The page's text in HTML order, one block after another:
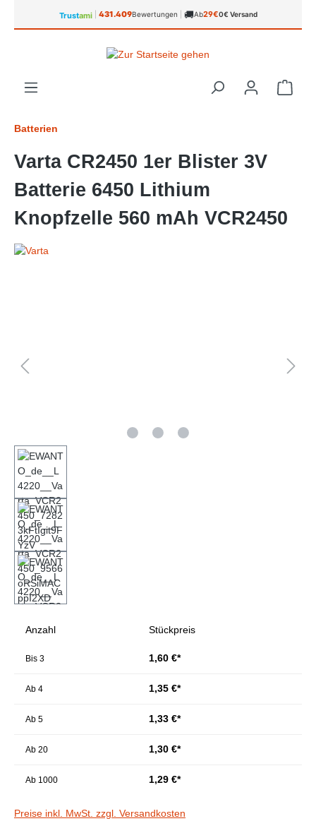
springenTrustami 431.409Bewertungen 🚚Ab29€0€ Versand
Batterien
Varta CR2450 1er Blister 3V
Batterie 6450 Lithium
Knopfzelle 560 mAh VCR2450
Anzahl Stückpreis
Bis 3 1,60 €*
Ab 4 1,35 €*
Ab 5 1,33 €*
Ab 20 1,30 €*
Ab 1000 1,29 €*
Preise inkl. MwSt. zzgl. Versandkosten